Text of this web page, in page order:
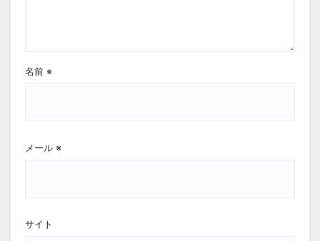
名前 ※
メール ※
サイト